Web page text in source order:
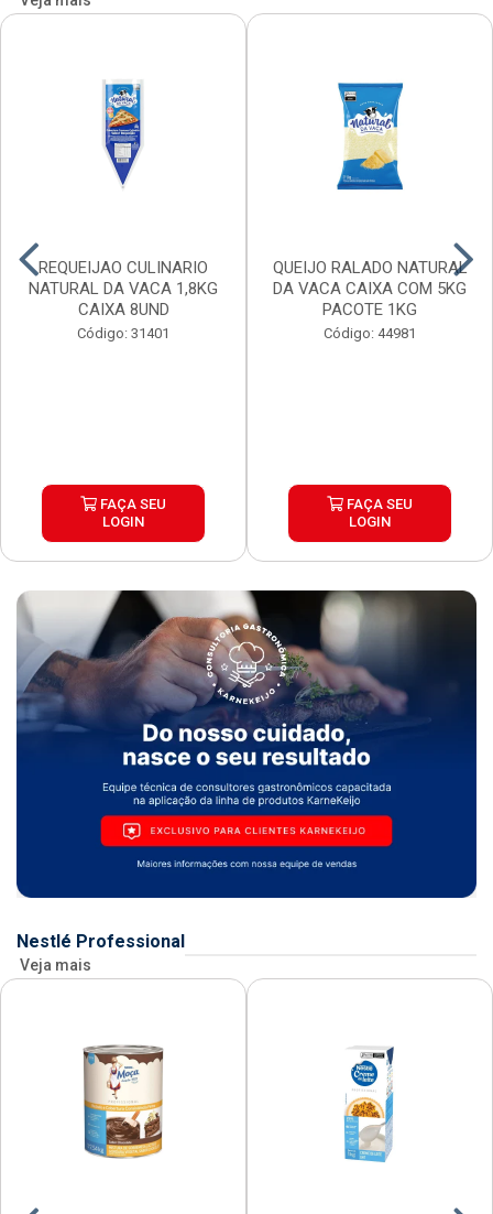
REQUEIJAO CULINARIO
NATURAL DA VACA 1,8KG
CAIXA 8UND
Código: 31401
FAÇA SEU
LOGIN
QUEIJO RALADO NATURAL
DA VACA CAIXA COM 5KG
PACOTE 1KG
Código: 44981
FAÇA SEU
LOGIN
Nestlé Professional
Veja mais